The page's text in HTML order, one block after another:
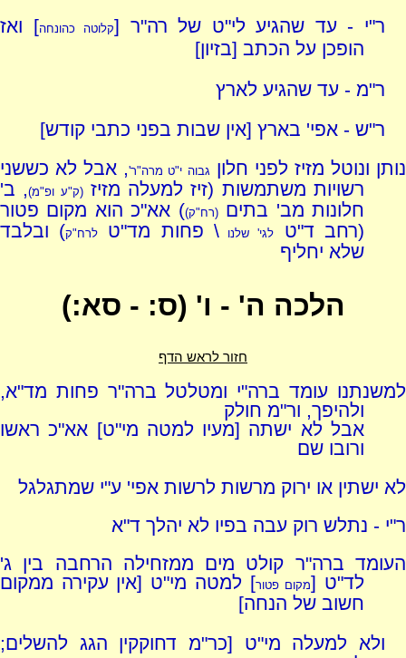
ר"י - עד שהגיע לי"ט של רה"ר [קלוטה כהונחה] ואז
הופכן על הכתב [בזיון]
ר"מ - עד שהגיע לארץ
ר"ש - אפי' בארץ [אין שבות בפני כתבי קודש]
נותן ונוטל מזיז לפני חלון גבוה י"ט מרה"ר', אבל לא כששני
רשויות משתמשות (זיז למעלה מזיז(ק"ע ופ"מ), ב'
חלונות מב' בתים(רח"ק)) אא"כ הוא מקום פטור
(רחב ד"ט
לגי' שלנו\ פחות מד"ט לרח"ק) ובלבד
שלא יחליף
הלכה ה' - ו' (ס: - סא:)
חזור לראש הדף
למשנתנו עומד ברה"י ומטלטל ברה"ר פחות מד"א,
ולהיפך, ור"מ חולק
אבל לא ישתה [מעיו למטה מי"ט] אא"כ ראשו
ורובו שם
לא ישתין או ירוק מרשות לרשות אפי' ע"י שמתגלגל
ר"י - נתלש רוק עבה בפיו לא יהלך ד"א
העומד ברה"ר קולט מים ממזחילה הרחבה בין ג'
לד"ט [מקום פטור] למטה מי"ט [אין עקירה ממקום
חשוב של הנחה]
ולא למעלה מי"ט [כר"מ דחוקקין הגג להשלים;